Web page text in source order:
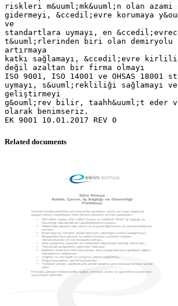
riskleri m&uuml;mk&uuml;n olan azami
gidermeyi, &ccedil;evre korumaya
ve
standartlara uymayı, en
t&uuml;rlerinden biri olan demiryolu
artırmaya
katkı sağlamayı, &ccedil;evre
değil azaltan bir firma olmayı
ISO 9001, ISO 14001 ve OHSAS 18001
uymayı, s&uuml;rekliliği sağlamayı ve
geliştirmeyi
g&ouml;rev bilir, taahh&uuml;t eder
olarak benimseriz.
Related documents